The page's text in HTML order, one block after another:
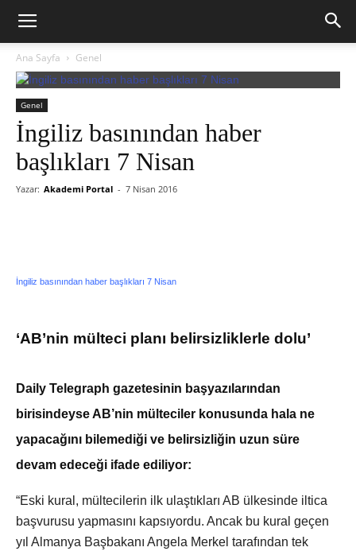
Ana Sayfa Genel
Genel
İngiliz basınından haber
başlıkları 7 Nisan
Yazar: Akademi Portal - 7 Nisan 2016
İngiliz basınından haber başlıkları 7 Nisan
‘AB’nin mülteci planı belirsizliklerle dolu’
Daily Telegraph gazetesinin başyazılarından
birisindeyse AB’nin mülteciler konusunda hala ne
yapacağını bilemediği ve belirsizliğin uzun süre
devam edeceği ifade ediliyor:
“Eski kural, mültecilerin ilk ulaştıkları AB ülkesinde iltica
başvurusu yapmasını kapsıyordu. Ancak bu kural geçen
yıl Almanya Başbakanı Angela Merkel tarafından tek